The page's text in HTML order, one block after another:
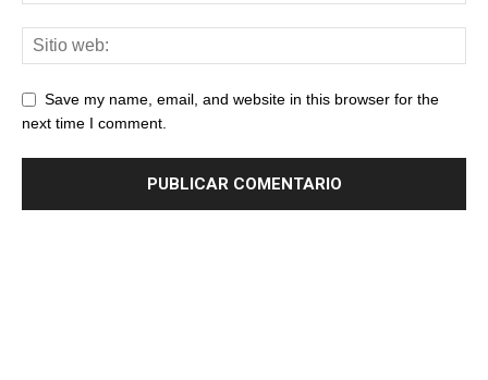
Save my name, email, and website in this browser for the
next time I comment.